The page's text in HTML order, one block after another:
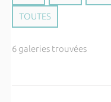
TOUTES
6 galeries trouvées